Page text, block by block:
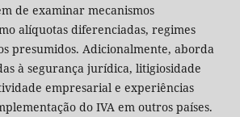
de examinar mecanismos
alíquotas diferenciadas, regimes
presumidos. Adicionalmente, aborda
à segurança jurídica, litigiosidade
empresarial e experiências
do IVA em outros países.